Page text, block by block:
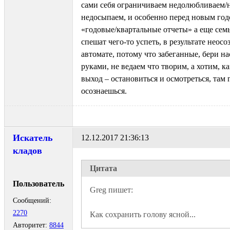
сами себя ограничиваем недолюбливаем/
недосыпаем, и особенно перед новым
«годовые/квартальные отчеты» а еще
спешат чего-то успеть, в результате
автомате, потому что забеганные, бери
руками, не ведаем что творим, а хотим,
выход – остановиться и осмотреться, там
осознаешься.
Искатель
кладов
Пользователь
Сообщений:
2270
Авторитет: 8844
12.12.2017 21:36:13
Цитата
Как сохранить голову ясной...